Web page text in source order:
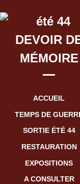
DEVOIR
MÉMOIRE
ACCUEIL
TEMPS DE
SORTIE ÉTÉ 44
RESTAURATION
EXPOSITIONS
A CONSULTER